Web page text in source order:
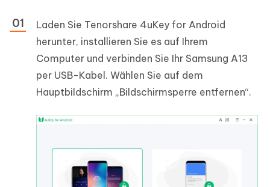
Laden Sie Tenorshare 4uKey for Android
herunter, installieren Sie es auf Ihrem
Computer und verbinden Sie Ihr Samsung A13
per USB-Kabel. Wählen Sie auf dem
Hauptbildschirm „Bildschirmsperre entfernen“.